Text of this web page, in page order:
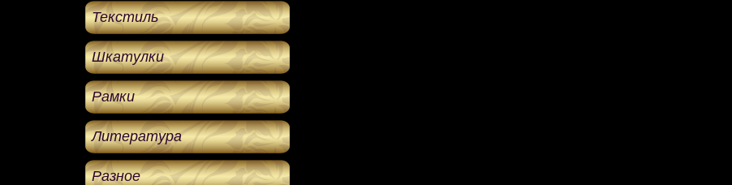
Текстиль
Шкатулки
Рамки
Литература
Разное